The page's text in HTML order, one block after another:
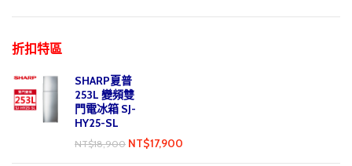
折扣特區
SHARP夏普
253L 變頻雙
門電冰箱 SJ-
HY25-SL
NT$18,900 NT$17,900